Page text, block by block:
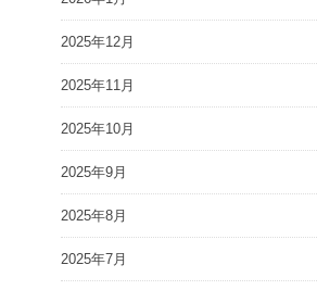
2025年12月
2025年11月
2025年10月
2025年9月
2025年8月
2025年7月